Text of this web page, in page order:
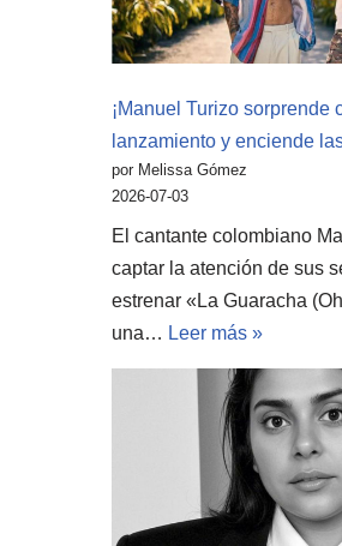
¡Manuel Turizo sorprende
lanzamiento y enciende
por Melissa Gómez
2026-07-03
El cantante colombiano
captar la atención de sus
estrenar «La Guaracha
una… Leer más »